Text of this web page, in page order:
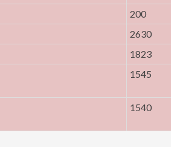
200
2630
1823
1545
1540